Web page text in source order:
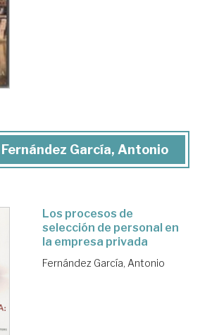
García, Antonio
Los procesos de
selección de personal en
la empresa privada
Fernández García, Antonio